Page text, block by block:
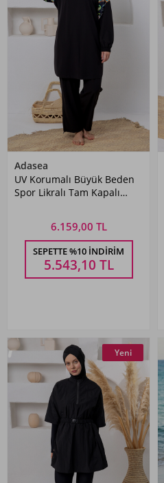
Adasea
UV Korumalı Büyük Beden
Spor Likralı Tam Kapalı
6.159,00 TL
SEPETTE %10 İNDIRIM
5.543,10 TL
Yeni